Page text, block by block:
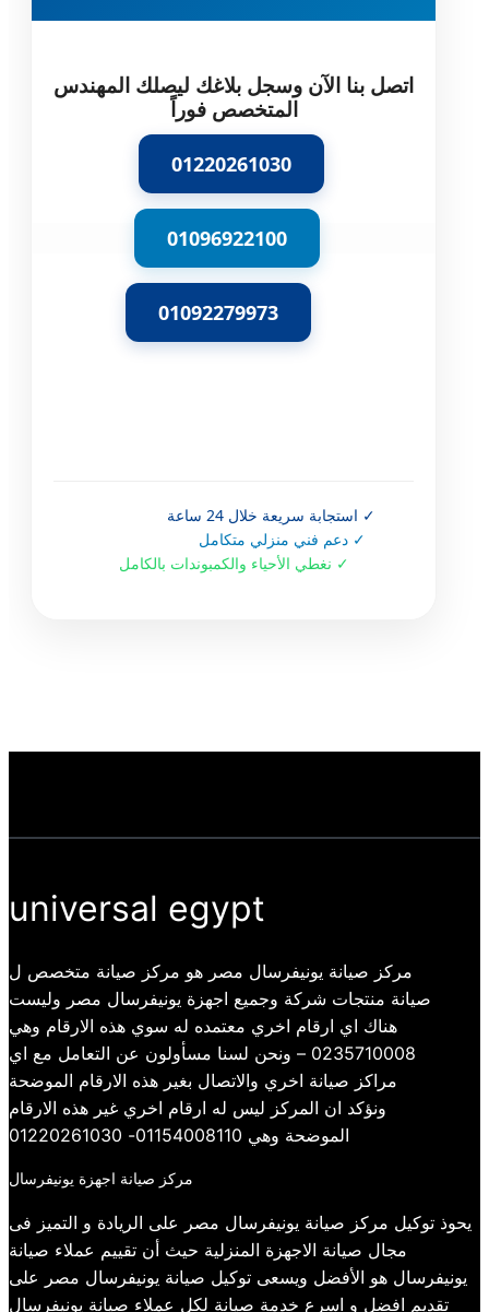
اتصل بنا الآن وسجل بلاغك ليصلك المهندس
المتخصص فوراً
01220261030
01096922100
01092279973
✓ استجابة سريعة خلال 24 ساعة
✓ دعم فني منزلي متكامل
✓ نغطي الأحياء والكمبوندات بالكامل
universal egypt
مركز صيانة يونيفرسال مصر هو مركز صيانة متخصص ل
صيانة منتجات شركة وجميع اجهزة يونيفرسال مصر وليست
هناك اي ارقام اخري معتمده له سوي هذه الارقام وهي
0235710008 – ونحن لسنا مسأولون عن التعامل مع اي
مراكز صيانة اخري والاتصال بغير هذه الارقام الموضحة
ونؤكد ان المركز ليس له ارقام اخري غير هذه الارقام
الموضحة وهي 01154008110- 01220261030
مركز صيانة اجهزة يونيفرسال
يحوذ توكيل مركز صيانة يونيفرسال مصر على الريادة و التميز فى
مجال صيانة الاجهزة المنزلية حيث أن تقييم عملاء صيانة
يونيفرسال هو الأفضل ويسعى توكيل صيانة يونيفرسال مصر على
تقديم افضل و اسرع خدمة صيانة لكل عملاء صيانة يونيفرسال